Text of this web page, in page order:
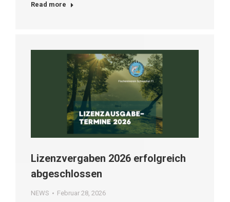
Read more
Lizenzvergaben 2026 erfolgreich
abgeschlossen
NEWS Februar 28, 2026